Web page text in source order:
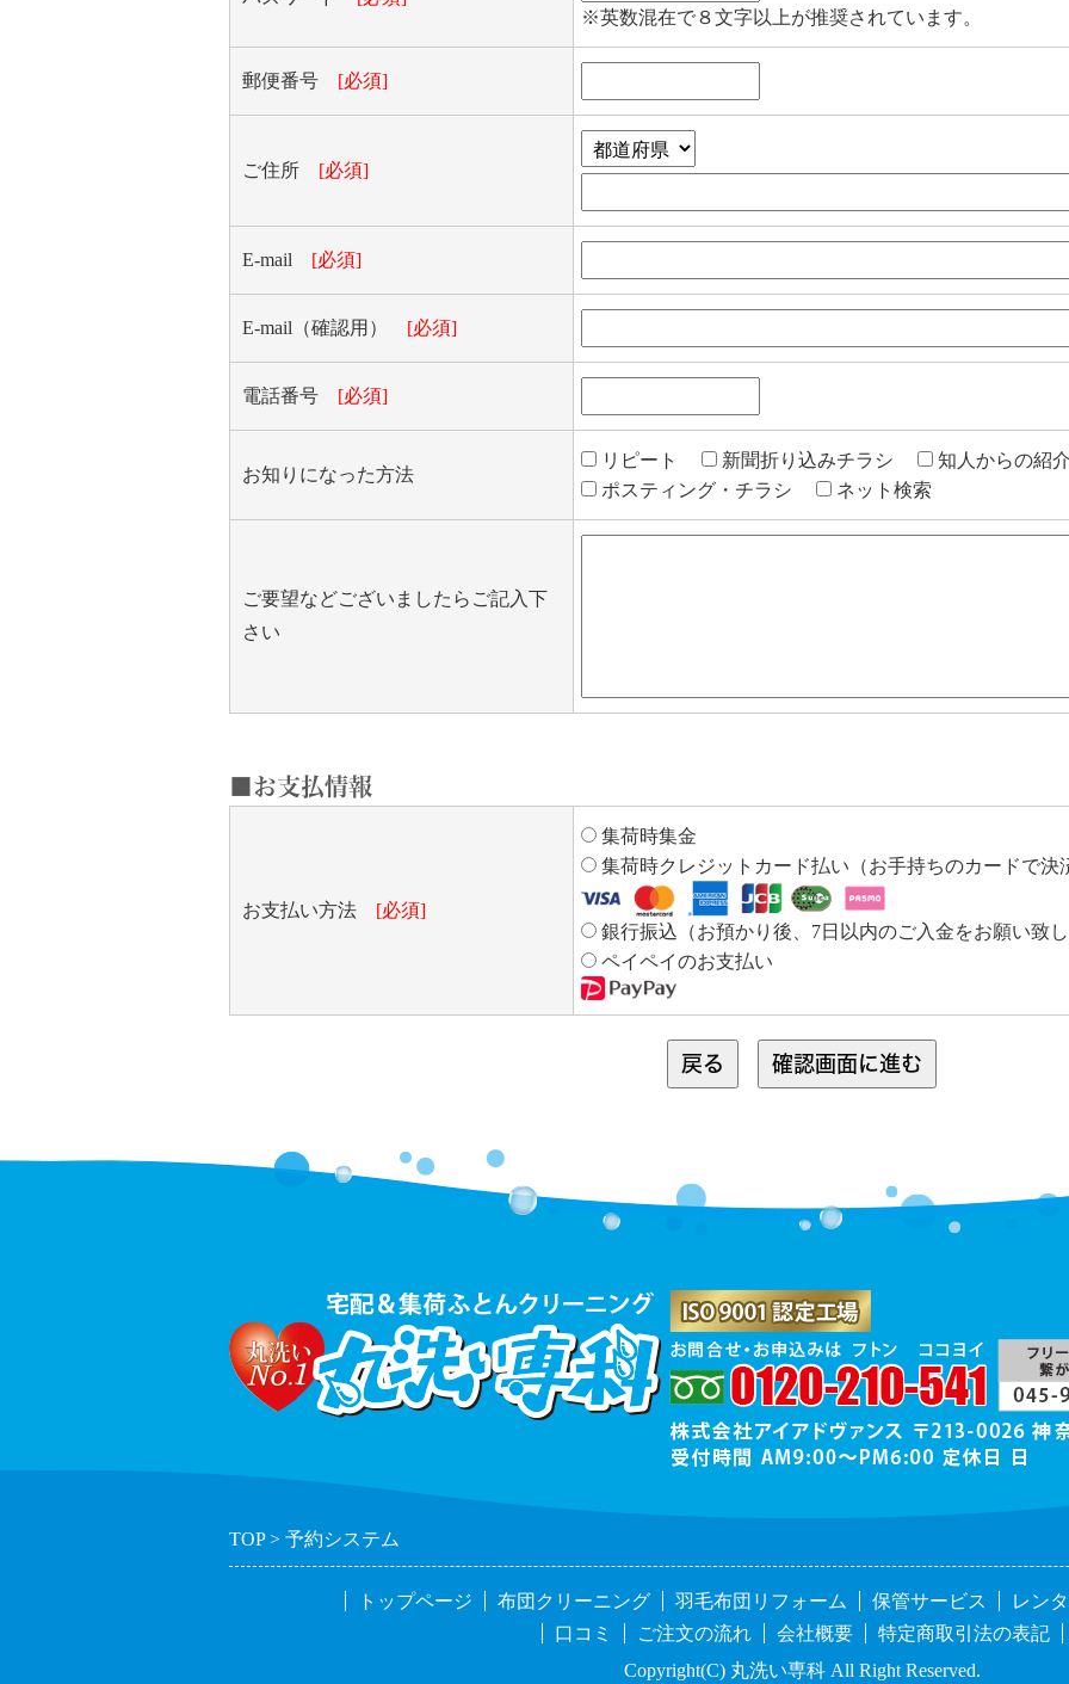
※英数混在で８文字以上が推奨されています。
郵便番号 [必須]
ご住所 [必須]
E-mail [必須]
E-mail（確認用） [必須]
電話番号 [必須]
お知りになった方法
リピート 新聞折り込みチラシ
知人からの
ポスティング・チラシ
ネット検索
ご要望などございましたらご記入下
さい
■お支払情報
お支払い方法 [必須]
集荷時集金
集荷時クレジットカード払い（お手持ちのカードで決
銀行振込（お預かり後、7日以内のご入金をお願い致
ペイペイのお支払い
TOP 予約システム
トップページ 布団クリーニング 羽毛布団リフォーム 保管サービス
レン
口コミ
ご注文の流れ 会社概要
特定商取引法の表記
Copyright(C) 丸洗い専科 All Right Reserved.